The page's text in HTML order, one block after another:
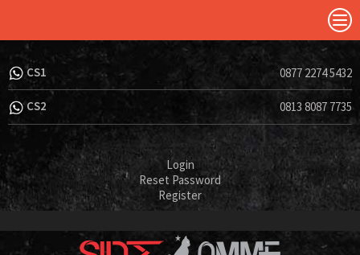
CS1 0877 2274 5432
CS2 0813 8087 7735
Login
Reset Password
Register